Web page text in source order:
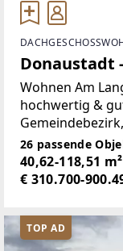
Donaustadt
Wohnen Am
hochwertig &
Platz, stehen
26 passende
40,62-118,51 m²
€ 310.700-
TOP AD